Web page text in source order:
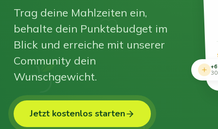
Trag deine Mahlzeiten ein,
behalte dein Punktebudget im
Blick und erreiche mit unserer
Community dein
Wunschgewicht.
Jetzt kostenlos starten